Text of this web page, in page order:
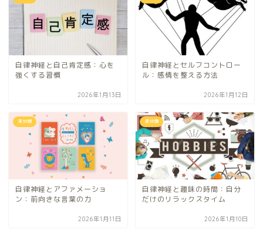
自律神経と自己肯定感：心を
強くする習慣
2026年1月13日
自律神経とセルフコントロー
ル：感情を整える方法
2026年1月12日
未分類
自律神経とアファメーショ
ン：前向きな言葉の力
2026年1月11日
未分類
自律神経と趣味の時間：自分
だけのリラックスタイム
2026年1月10日